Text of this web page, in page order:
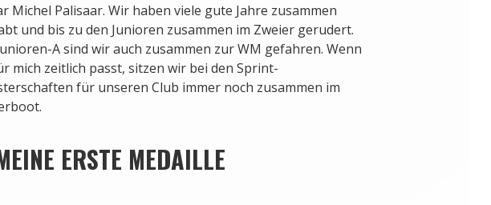
Michel Palisaar. Wir haben viele gute Jahre zusammen
und bis zu den Junioren zusammen im Zweier gerudert.
A sind wir auch zusammen zur WM gefahren. Wenn
mich zeitlich passt, sitzen wir bei den Sprint-
für unseren Club immer noch zusammen im
ERSTE MEDAILLE